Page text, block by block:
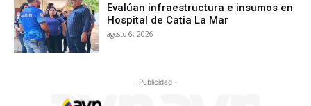
Evalúan infraestructura e insumos en
Hospital de Catia La Mar
agosto 6, 2026
- Publicidad -